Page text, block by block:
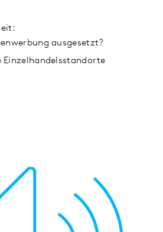
ausgesetzt?
Einzelhandelsstandorte